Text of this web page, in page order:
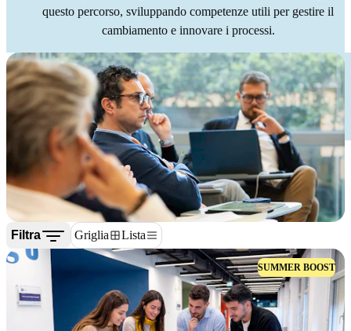
questo percorso, sviluppando competenze utili per gestire il
cambiamento e innovare i processi.
Filtra Griglia Lista
SUMMER BOOST